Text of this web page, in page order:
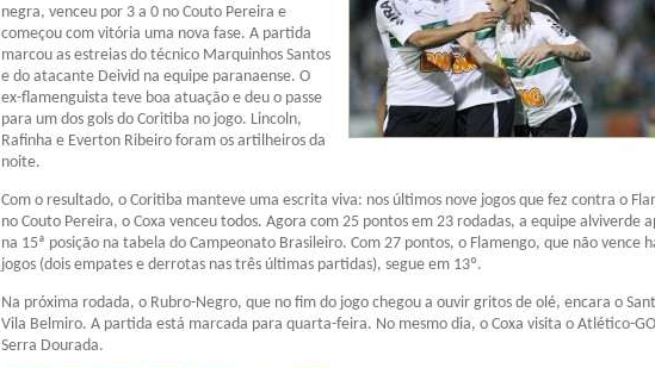
negra, venceu por 3 a 0 no Couto Pereira e
começou com vitória uma nova fase. A partida
marcou as estreias do técnico Marquinhos Santos
e do atacante Deivid na equipe paranaense. O
ex-flamenguista teve boa atuação e deu o passe
para um dos gols do Coritiba no jogo. Lincoln,
Rafinha e Everton Ribeiro foram os artilheiros da
noite.
Com o resultado, o Coritiba manteve uma escrita viva: nos últimos nove jogos que fez contra o
no Couto Pereira, o Coxa venceu todos. Agora com 25 pontos em 23 rodadas, a equipe alviverde
na 15ª posição na tabela do Campeonato Brasileiro. Com 27 pontos, o Flamengo, que não vence
jogos (dois empates e derrotas nas três últimas partidas), segue em 13º.
Na próxima rodada, o Rubro-Negro, que no fim do jogo chegou a ouvir gritos de olé, encara o
Vila Belmiro. A partida está marcada para quarta-feira. No mesmo dia, o Coxa visita o Atlético-
Serra Dourada.